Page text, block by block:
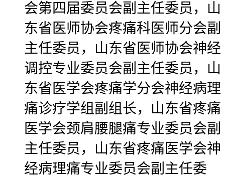
会第四届委员会副主任委员，山
东省医师协会疼痛科医师分会副
主任委员，山东省医师协会神经
调控专业委员会副主任委员，山
东省医学会疼痛学分会神经病理
痛诊疗学组副组长，山东省疼痛
医学会颈肩腰腿痛专业委员会副
主任委员，山东省疼痛医学会神
经病理痛专业委员会副主任委